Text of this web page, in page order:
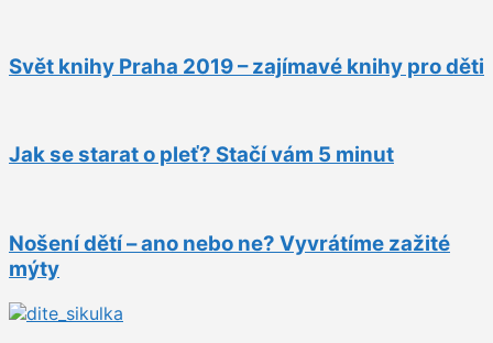
Svět knihy Praha 2019 – zajímavé knihy pro děti
Jak se starat o pleť? Stačí vám 5 minut
Nošení dětí – ano nebo ne? Vyvrátíme zažité
mýty